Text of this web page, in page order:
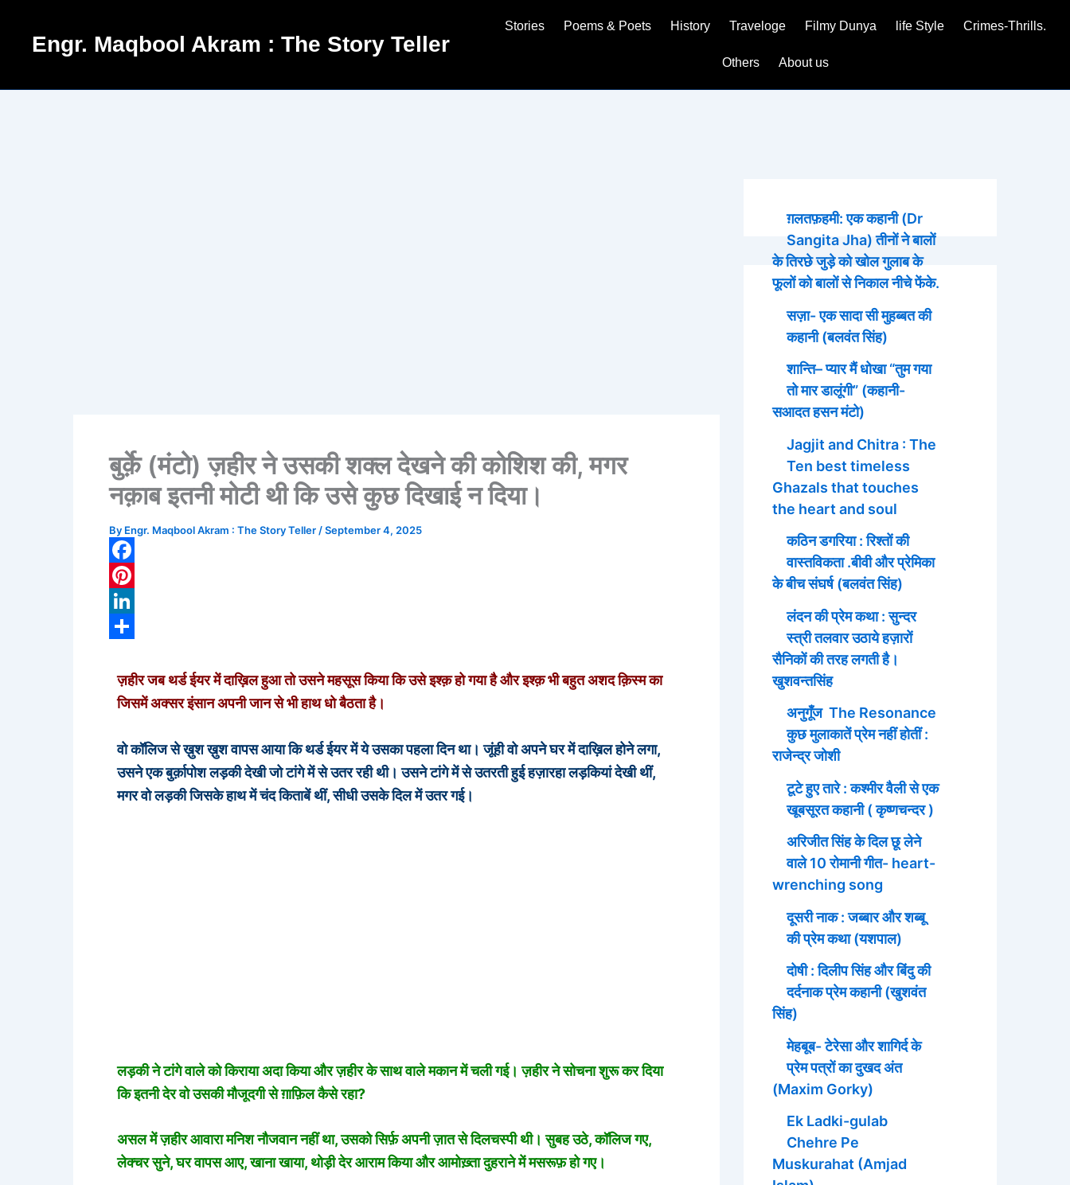
content
Engr. Maqbool Akram : The Story Teller
Stories Poems & Poets History Traveloge Filmy Dunya life Style Crimes-Thrills.
Others About us
बुर्क़े (मंटो) ज़हीर ने उसकी शक्ल देखने की कोशिश की, मगर
नक़ाब इतनी मोटी थी कि उसे कुछ दिखाई न दिया।
By Engr. Maqbool Akram : The Story Teller /September 4, 2025
F
a
c
b
o
P
e
e
L
n
k
d
h
a
e
ज़हीर जब थर्ड ईयर में दाख़िल हुआ तो उसने महसूस किया कि उसे इश्क़ हो गया है और इश्क़ भी बहुत अशद क़िस्म का
जिसमें अक्सर इंसान अपनी जान से भी हाथ धो बैठता है।
वो कॉलिज से ख़ुश ख़ुश वापस आया कि थर्ड ईयर में ये उसका पहला दिन था। जूंही वो अपने घर में दाख़िल होने लगा,
उसने एक बुर्क़ापोश लड़की देखी जो टांगे में से उतर रही थी। उसने टांगे में से उतरती हुई हज़ारहा लड़कियां देखी थीं,
मगर वो लड़की जिसके हाथ में चंद किताबें थीं, सीधी उसके दिल में उतर गई।
लड़की ने टांगे वाले को किराया अदा किया और ज़हीर के साथ वाले मकान में चली गई। ज़हीर ने सोचना शुरू कर दिया
कि इतनी देर वो उसकी मौजूदगी से ग़ाफ़िल कैसे रहा?
असल में ज़हीर आवारा मनिश नौजवान नहीं था, उसको सिर्फ़ अपनी ज़ात से दिलचस्पी थी। सुबह उठे, कॉलिज गए,
लेक्चर सुने, घर वापस आए, खाना खाया, थोड़ी देर आराम किया और आमोख़्ता दुहराने में मसरूफ़ हो गए।
ग़लतफ़हमी: एक कहानी (Dr
Sangita Jha) तीनों ने बालों
के तिरछे जुड़े को खोल गुलाब के
फूलों को बालों से निकाल नीचे फेंके.
सज़ा- एक सादा सी मुहब्बत की
कहानी (बलवंत सिंह)
शान्ति– प्यार मैं धोखा “तुम गया
तो मार डालूंगी” (कहानी-
सआदत हसन मंटो)
Jagjit and Chitra : The
Ten best timeless
Ghazals that touches
the heart and soul
कठिन डगरिया : रिश्तों की
वास्तविकता .बीवी और प्रेमिका
के बीच संघर्ष (बलवंत सिंह)
लंदन की प्रेम कथा : सुन्दर
स्त्री तलवार उठाये हज़ारों
सैनिकों की तरह लगती है।
खुशवन्तसिंह
अनुगूँज The Resonance
कुछ मुलाकातें प्रेम नहीं होतीं :
राजेन्द्र जोशी
टूटे हुए तारे : कश्मीर वैली से एक
खूबसूरत कहानी ( कृष्णचन्दर )
अरिजीत सिंह के दिल छू लेने
वाले 10 रोमानी गीत- heart-
wrenching song
दूसरी नाक : जब्बार और शब्बू
की प्रेम कथा (यशपाल)
दोषी : दिलीप सिंह और बिंदु की
दर्दनाक प्रेम कहानी (खुशवंत
सिंह)
मेहबूब- टेरेसा और शागिर्द के
प्रेम पत्रों का दुखद अंत
(Maxim Gorky)
Ek Ladki-gulab
Chehre Pe
Muskurahat (Amjad